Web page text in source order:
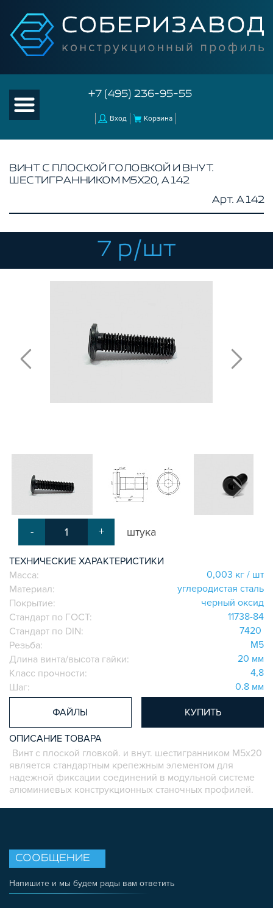
+7 (495) 236-95-55
Вход Корзина
КОНСТРУКЦИОННЫЙ ПРОФИЛЬ
КОМПЛЕКТУЮЩИЕ К ЧПУ
АКСЕССУАРЫ ДЛЯ V-ПАЗА
Т-БОЛТЫ И Т-ГАЙКИ
СИСТЕМА ТРУБНАЯ МОДУЛЬНАЯ
СИСТЕМА ТРУБНАЯ КОНСТРУКЦИОННАЯ
ВНУТРЕННИЕ УГЛОВЫЕ СОЕДИНИТЕЛИ
АДДИТИВНЫЕ ТОВАРЫ
ОБЩЕСТРОИТЕЛЬНЫЙ ПРОФИЛЬ
ЛИНЕЙНЫЕ СОЕДИНИТЕЛИ
ДОПОЛНИТЕЛЬНАЯ ОБРАБОТКА
ПАРАЛЛЕЛЬНЫЕ СОЕДИНИТЕЛИ
ПРОМЫШЛЕННАЯ МЕБЕЛЬ
БЫСТРЫЕ СОЕДИНИТЕЛИ
ВИНТОВЫЕ СОЕДИНИТЕЛИ И ВТУЛКИ
ШАРНИРНЫЕ И ПОДВИЖНЫЕ СОЕДИНИТЕЛИ
ЗАГЛУШКИ
НАБОРЫ
ПЕТЛИ, РУЧКИ, ЗАМКИ, ЗАЩЕЛКИ
ЭЛЕМЕНТЫ ДЛЯ КРЕПЛЕНИЯ КАБЕЛЕЙ,
ПАНЕЛЕЙ, ЛИСТА, СЕТКИ
КОЛЁСА
ОСНАСТКА
МЕТРИЧЕСКИЙ КРЕПЕЖ
ПЛАСТИКОВЫЕ КОРОБКИ
ВИНТ С ПЛОСКОЙ ГОЛОВКОЙ И ВНУТ.
ШЕСТИГРАННИКОМ M5Х20, A142
Арт. A142
7 р/шт
- + штука
ТЕХНИЧЕСКИЕ ХАРАКТЕРИСТИКИ
Масса:
0,003 кг / шт
Материал:
углеродистая сталь
Покрытие:
черный оксид
Стандарт по ГОСТ:
11738-84
Стандарт по DIN:
7420
Резьба:
M5
Длина винта/высота гайки:
20 мм
Класс прочности:
4,8
Шаг:
0.8 мм
ФАЙЛЫ КУПИТЬ
ОПИСАНИЕ ТОВАРА
Винт с плоской гловкой. и внут. шестигранником M5х20
является стандартным крепежным элементом для
надежной фиксации соединений в модульной системе
алюминиевых конструкционных станочных профилей.
СООБЩЕНИЕ
Напишите и мы будем рады вам ответить